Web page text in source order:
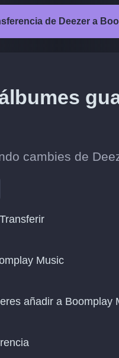
de Deezer a
cambies de
Music
añadir a Boomplay